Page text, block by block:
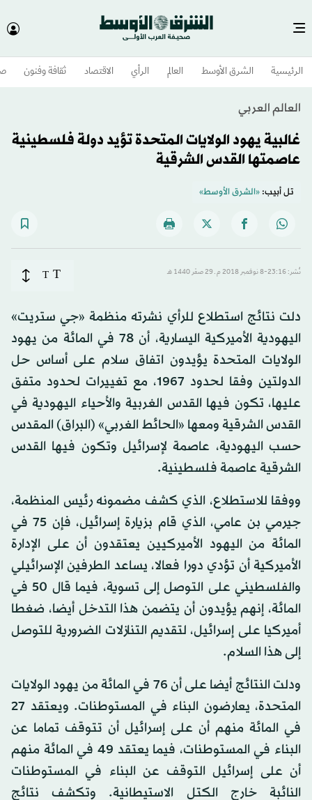
الرئيسية الشرق الأوسط​ العالم الرأي الاقتصاد ثقافة وفنون
العالم العربي
غالبية يهود الولايات المتحدة تؤيد دولة فلسطينية
عاصمتها القدس الشرقية
تل أبيب:«الشرق الأوسط»
نُشر: 23:16-8 نوفمبر 2018 م ـ 29 صفَر 1440 هـ T
T
دلت نتائج استطلاع للرأي نشرته منظمة «جي ستريت»
اليهودية الأميركية اليسارية، أن 78 في المائة من يهود
الولايات المتحدة يؤيدون اتفاق سلام على أساس حل
الدولتين وفقا لحدود 1967، مع تغييرات لحدود متفق
عليها، تكون فيها القدس الغربية والأحياء اليهودية في
القدس الشرقية ومعها «الحائط الغربي» (البراق) المقدس
حسب اليهودية، عاصمة لإسرائيل وتكون فيها القدس
الشرقية عاصمة فلسطينية.
ووفقا للاستطلاع، الذي كشف مضمونه رئيس المنظمة،
جيرمي بن عامي، الذي قام بزيارة إسرائيل، فإن 75 في
المائة من اليهود الأميركيين يعتقدون أن على الإدارة
الأميركية أن تؤدي دورا فعالا، يساعد الطرفين الإسرائيلي
والفلسطيني على التوصل إلى تسوية، فيما قال 50 في
المائة، إنهم يؤيدون أن يتضمن هذا التدخل أيضا، ضغطا
أميركيا على إسرائيل، لتقديم التنازلات الضرورية للتوصل
إلى هذا السلام.
ودلت النتائج أيضا على أن 76 في المائة من يهود الولايات
المتحدة، يعارضون البناء في المستوطنات. ويعتقد 27
في المائة منهم أن على إسرائيل أن تتوقف تماما عن
البناء في المستوطنات، فيما يعتقد 49 في المائة منهم
أن على إسرائيل التوقف عن البناء في المستوطنات
النائبة خارج الكتل الاستيطانية. وتكشف نتائج